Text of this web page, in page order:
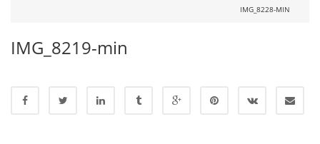
IMG_8228-MIN
IMG_8219-min